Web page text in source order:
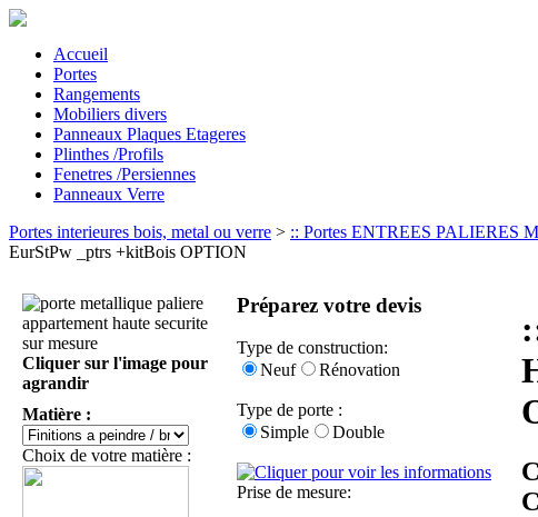
Accueil
Portes
Rangements
Mobiliers divers
Panneaux Plaques Etageres
Plinthes /Profils
Fenetres /Persiennes
Panneaux Verre
Portes interieures bois, metal ou verre > :: Portes ENTREES PALIERES
EurStPw _ptrs +kitBois OPTION
Cliquer sur l'image pour
agrandir
Matière :
Choix de votre matière :
Préparez votre devis
Type de construction:
Neuf
Rénovation
Type de porte :
Simple
Double
Prise de mesure: